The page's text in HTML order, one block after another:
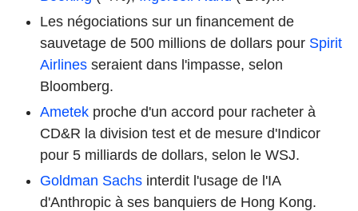
Les négociations sur un financement de
sauvetage de 500 millions de dollars pour Spirit
Airlines seraient dans l'impasse, selon
Bloomberg.
Ametek proche d'un accord pour racheter à
CD&R la division test et de mesure d'Indicor
pour 5 milliards de dollars, selon le WSJ.
Goldman Sachs interdit l'usage de l'IA
d'Anthropic à ses banquiers de Hong Kong.